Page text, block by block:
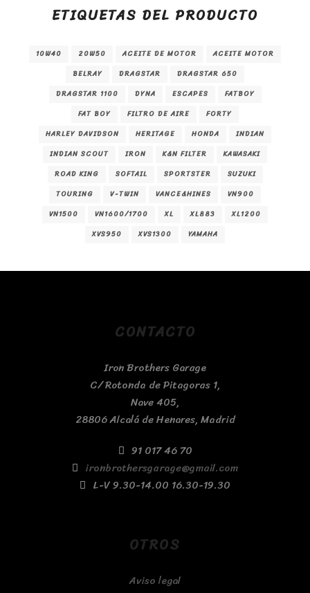
ETIQUETAS DEL PRODUCTO
10W40 20W50 ACEITE DE MOTOR
ACEITE MOTOR
BELRAY
DRAGSTAR
DRAGSTAR 650
DRAGSTAR 1100
DYNA ESCAPES
FATBOY
FAT BOY
FILTRO DE AIRE
FORTY
HARLEY DAVIDSON
HERITAGE HONDA
INDIAN
INDIAN SCOUT
IRON K&N FILTER
KAWASAKI
ROAD KING
SOFTAIL SPORTSTER
SUZUKI
TOURING
V-TWIN VANCE&HINES
VN900
VN1500
VN1600/1700 XL XL883
XL1200
XVS950
XVS1300 YAMAHA
CONTACTO
Iron Brothers Garage
C/ Rotonda de Pitagoras 1,
Nave 405,
28806 Alcalá de Henares, Madrid
91 017 46 70
ironbrothersgarage@gmail.com
L-V 9.30-14.00 16.30-19.30
OTROS
Aviso legal